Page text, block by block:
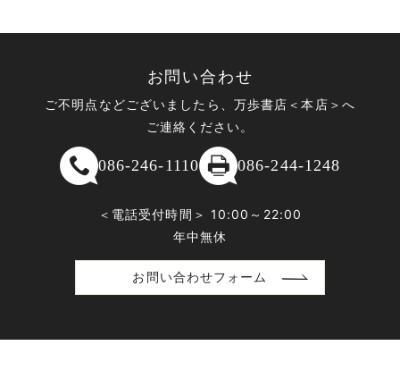
お問い合わせ
ご不明点などございましたら、万歩書店＜本店＞へ
ご連絡ください。
086-246-1110 086-244-1248
＜電話受付時間＞ 10:00～22:00
年中無休
お問い合わせフォーム